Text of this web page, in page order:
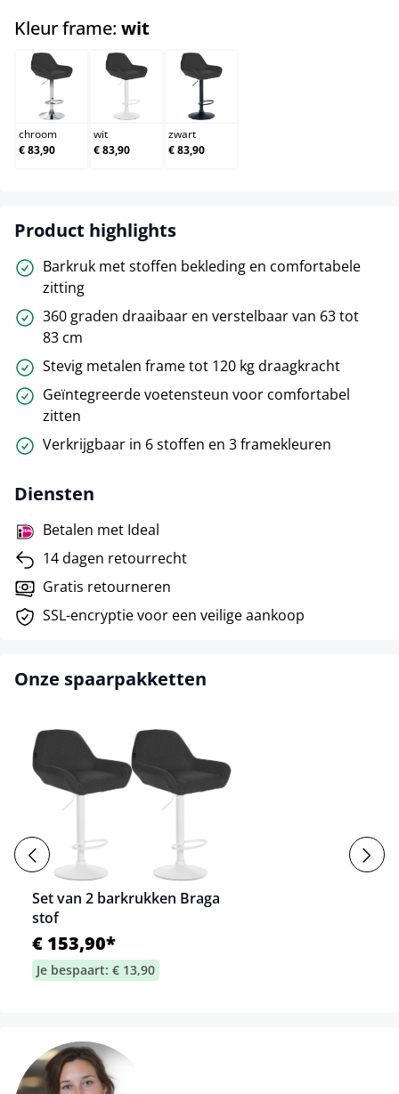
Kleur frame: wit
chroom
chroom
€ 83,90
wit
wit
€ 83,90
zwart
zwart
€ 83,90
Product highlights
Barkruk met stoffen bekleding en comfortabele
zitting
360 graden draaibaar en verstelbaar van 63 tot
83 cm
Stevig metalen frame tot 120 kg draagkracht
Geïntegreerde voetensteun voor comfortabel
zitten
Verkrijgbaar in 6 stoffen en 3 framekleuren
Diensten
Betalen met Ideal
14 dagen retourrecht
Gratis retourneren
SSL-encryptie voor een veilige aankoop
Onze spaarpakketten
Set van 2 barkrukken Braga
stof
€ 153,90*
Je bespaart: € 13,90